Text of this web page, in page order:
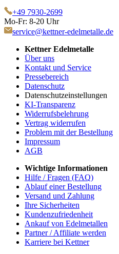
+49 7930-2699
Mo-Fr: 8-20 Uhr
service@kettner-edelmetalle.de
Kettner Edelmetalle
Über uns
Kontakt und Service
Pressebereich
Datenschutz
Datenschutzeinstellungen
KI-Transparenz
Widerrufsbelehrung
Vertrag widerrufen
Problem mit der Bestellung
Impressum
AGB
Wichtige Informationen
Hilfe / Fragen (FAQ)
Ablauf einer Bestellung
Versand und Zahlung
Ihre Sicherheiten
Kundenzufriedenheit
Ankauf von Edelmetallen
Partner / Affiliate werden
Karriere bei Kettner